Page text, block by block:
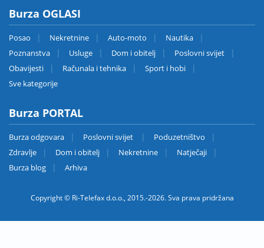
Burza OGLASI
Posao Nekretnine Auto-moto
Nautika
Poznanstva
Usluge Dom i obitelj
Poslovni svijet
Obavijesti
Računala i tehnika
Sport i hobi
Sve kategorije
Burza PORTAL
Burza odgovara Poslovni svijet
Poduzetništvo
Zdravlje
Dom i obitelj Nekretnine
Natječaji
Burza blog
Arhiva
Copyright © Ri-Telefax d.o.o., 2015.-2026. Sva prava pridržana